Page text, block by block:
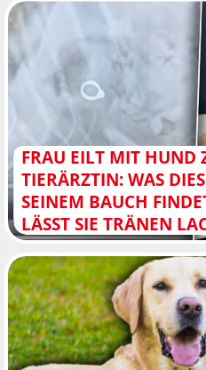
FRAU EILT MIT HUND
TIERÄRZTIN: WAS
SEINEM BAUCH
LÄSST SIE TRÄNEN